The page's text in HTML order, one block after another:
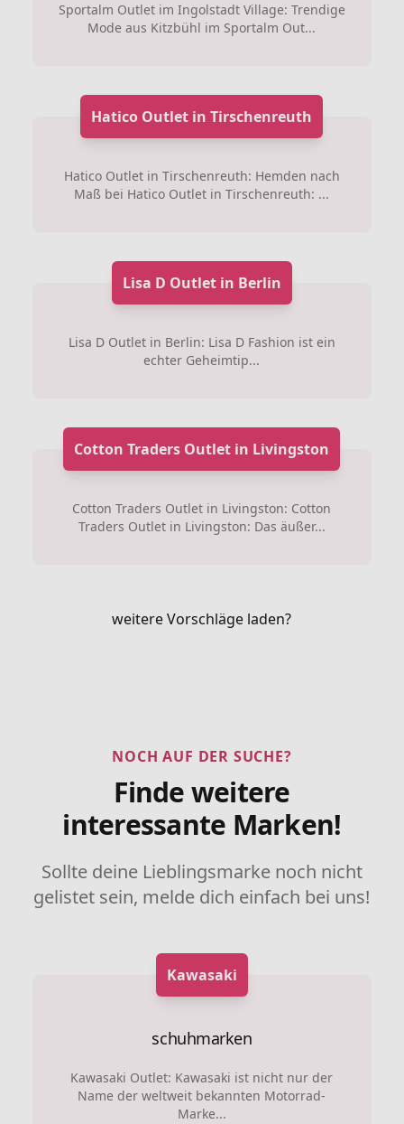
Sportalm Outlet im Ingolstadt Village: Trendige
Mode aus Kitzbühl im Sportalm Out...
Hatico Outlet in Tirschenreuth
Hatico Outlet in Tirschenreuth: Hemden nach
Maß bei Hatico Outlet in Tirschenreuth: ...
Lisa D Outlet in Berlin
Lisa D Outlet in Berlin: Lisa D Fashion ist ein
echter Geheimtip...
Cotton Traders Outlet in Livingston
Cotton Traders Outlet in Livingston: Cotton
Traders Outlet in Livingston: Das äußer...
weitere Vorschläge laden?
NOCH AUF DER SUCHE?
Finde weitere
interessante Marken!
Sollte deine Lieblingsmarke noch nicht
gelistet sein, melde dich einfach bei uns!
Kawasaki
schuhmarken
Kawasaki Outlet: Kawasaki ist nicht nur der
Name der weltweit bekannten Motorrad-
Marke...